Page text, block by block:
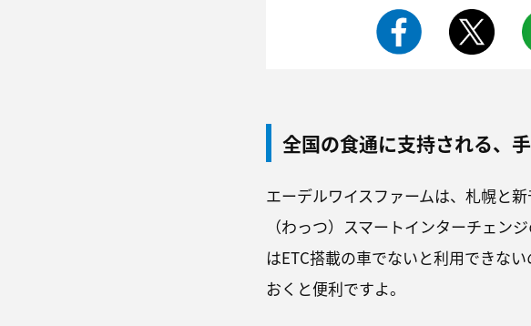
全国の食通に支持される、
エーデルワイスファームは、札幌と
（わっつ）スマートインターチェン
はETC搭載の車でないと利用できな
おくと便利ですよ。